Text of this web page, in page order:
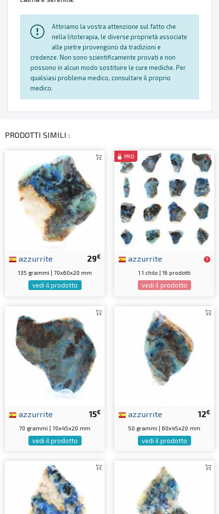
Attiriamo la vostra attenzione sul fatto che
nella litoterapia, le diverse proprietà associate
alle pietre provengono da tradizioni e
credenze. Non sono scientificamente provati e non
possono in alcun modo sostituire le cure mediche. Per
qualsiasi problema medico, consultare il proprio
medico.
PRODOTTI SIMILI :
29€
azzurrite
135 grammi | 70x60x20 mm
vedi il prodotto
PRO
azzurrite
1.1 chilo | 16 prodotti
vedi il prodotto
15€
azzurrite
70 grammi | 70x45x20 mm
vedi il prodotto
12€
azzurrite
50 grammi | 60x45x20 mm
vedi il prodotto